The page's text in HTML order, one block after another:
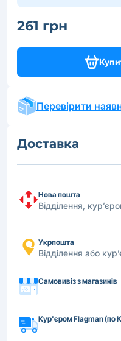
261 грн
Перевірити
Доставка
Нова пошта
Відділення,
Укрпошта
Відділення або
Самовивіз з магазинів
Кур'єром Flagman (по